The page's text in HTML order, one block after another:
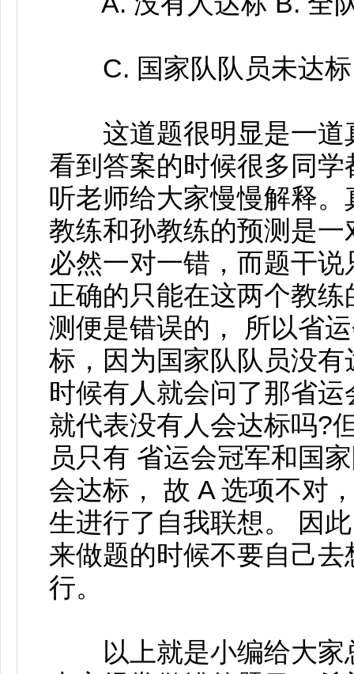
C. 国家队队员未达标
这道题很明显是一道
看到答案的时候很多同
听老师给大家慢慢解释
教练和孙教练的预测是
必然一对一错，而题干
正确的只能在这两个教
测便是错误的， 所以省
标，因为国家队队员没
时候有人就会问了那省
就代表没有人会达标吗?
员只有 省运会冠军和国
会达标， 故 A 选项不对
生进行了自我联想。 因
来做题的时候不要自己
行。
以上就是小编给大家